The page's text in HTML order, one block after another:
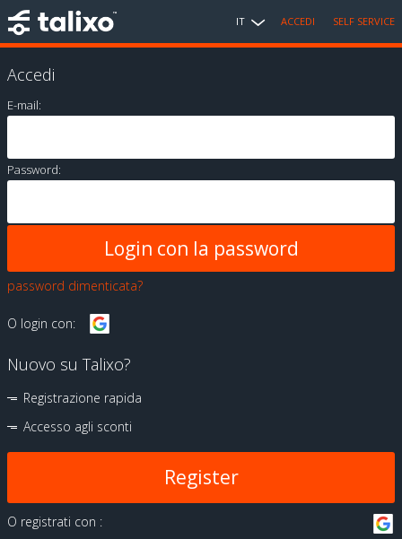
IT ACCEDI SELF SERVICE
Accedi
E-mail:
Password:
password dimenticata?
O login con:
Nuovo su Talixo?
Registrazione rapida
Accesso agli sconti
Register
O registrati con :